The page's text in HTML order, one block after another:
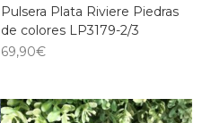
Pulsera Plata Riviere Piedras
de colores LP3179-2/3
69,90€